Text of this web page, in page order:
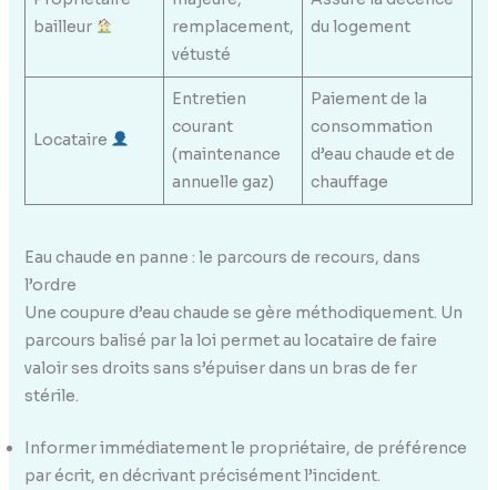
bailleur
remplacement,
vétusté
du logement
Locataire
Entretien
courant
(maintenance
annuelle gaz)
Paiement de la
consommation
d’eau chaude et de
chauffage
Eau chaude en panne : le parcours de recours, dans
l’ordre
Une coupure d’eau chaude se gère méthodiquement. Un
parcours balisé par la loi permet au locataire de faire
valoir ses droits sans s’épuiser dans un bras de fer
stérile.
Informer immédiatement le propriétaire, de préférence
par écrit, en décrivant précisément l’incident.